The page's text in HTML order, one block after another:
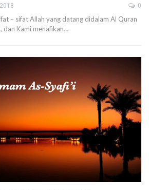
0
– sifat Allah yang datang didalam Al Quran
dan Kami menafikan…